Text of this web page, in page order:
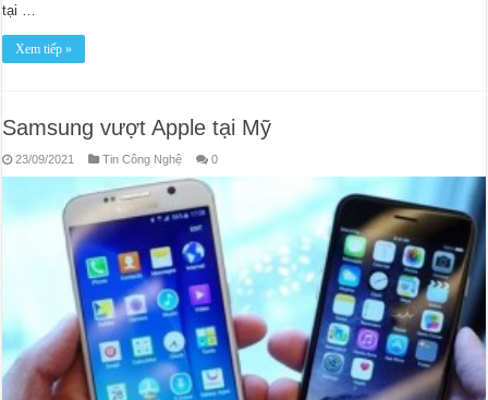
tại …
Xem tiếp »
Samsung vượt Apple tại Mỹ
23/09/2021 Tin Công Nghệ 0